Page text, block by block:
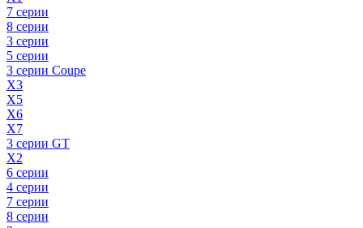
7 серии
8 серии
3 серии
5 серии
3 серии Coupe
X3
X5
X6
X7
3 серии GT
X2
6 серии
4 серии
7 серии
8 серии